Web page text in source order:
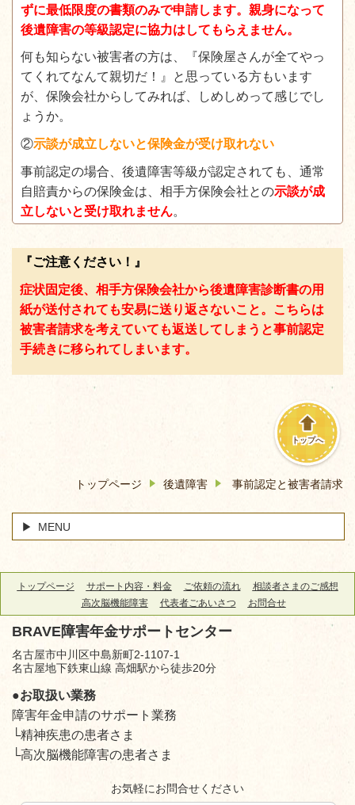
ずに最低限度の書類のみで申請します。親身になって
後遺障害の等級認定に協力はしてもらえません。
何も知らない被害者の方は、『保険屋さんが全てやっ
てくれてなんて親切だ！』と思っている方もいます
が、保険会社からしてみれば、しめしめって感じでし
ょうか。
②示談が成立しないと保険金が受け取れない
事前認定の場合、後遺障害等級が認定されても、通常
自賠責からの保険金は、相手方保険会社との示談が成
立しないと受け取れません。
『ご注意ください！』
症状固定後、相手方保険会社から後遺障害診断書の用
紙が送付されても安易に送り返さないこと。こちらは
被害者請求を考えていても返送してしまうと事前認定
手続きに移られてしまいます。
トップへ
トップページ 後遺障害 事前認定と被害者請求
MENU
トップページ サポート内容・料金 ご依頼の流れ
相談者さまのご感想
高次脳機能障害
代表者ごあいさつ お問合せ
BRAVE障害年金サポートセンター
名古屋市中川区中島新町2-1107-1
名古屋地下鉄東山線 高畑駅から徒歩20分
●お取扱い業務
障害年金申請のサポート業務
└精神疾患の患者さま
└高次脳機能障害の患者さま
お気軽にお問合せください